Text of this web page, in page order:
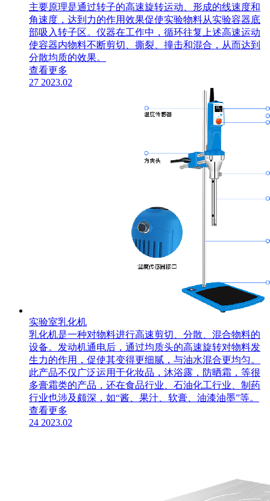
主要原理是通过转子的高速旋转运动、形成的线速度和
角速度，达到力的作用效果促使实验物料从实验容器底
部吸入转子区。仪器在工作中，循环往复上述高速运动
使容器内物料不断剪切、撕裂、撞击和混合，从而达到
分散均质的效果。
查看更多
27 2023.02
实验室乳化机
乳化机是一种对物料进行高速剪切、分散、混合物料的
设备。发动机通电后，通过均质头的高速旋转对物料发
生力的作用，促使其变得更细腻，与油水混合更均匀。
此产品不仅广泛运用于化妆品，沐浴露，防晒霜，等很
多膏霜类的产品，还在食品行业、石油化工行业、制药
行业也涉及颇深，如“酱、果汁、软膏、油漆油墨”等。
查看更多
24 2023.02